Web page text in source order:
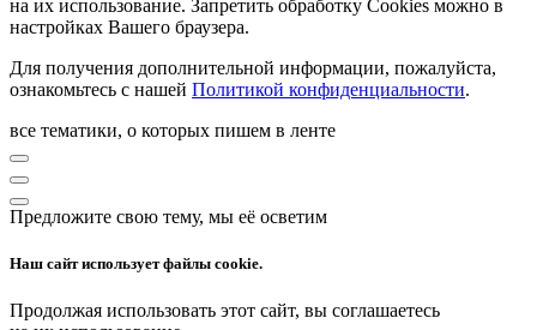
на их использование. Запретить обработку Cookies можно в
настройках Вашего браузера.
Для получения дополнительной информации, пожалуйста,
ознакомьтесь с нашей Политикой конфиденциальности.
все тематики, о которых пишем в ленте
Предложите свою тему, мы её осветим
Наш сайт использует файлы cookie.
Продолжая использовать этот сайт, вы соглашаетесь